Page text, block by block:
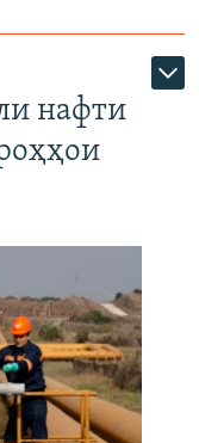
нафти